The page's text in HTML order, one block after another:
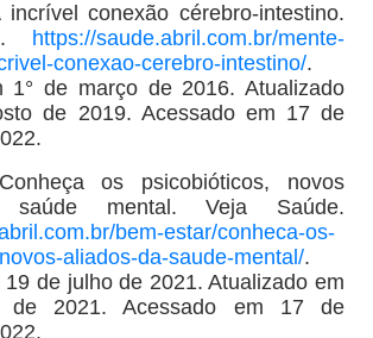
incrível conexão cérebro-intestino.
https://saude.abril.com.br/mente-
conexao-cerebro-intestino/.
1° de março de 2016. Atualizado
de 2019. Acessado em 17 de
os psicobióticos, novos
mental. Veja Saúde.
bem-estar/conheca-os-
aliados-da-saude-mental/.
de julho de 2021. Atualizado em
2021. Acessado em 17 de